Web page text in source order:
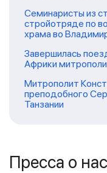
Семинаристы из
стройотряде по
храма во
Завершилась
Африки
Митрополит
преподобного
Танзании
Пресса о нас